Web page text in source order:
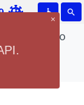
accessible search
Chorozinho
de
×